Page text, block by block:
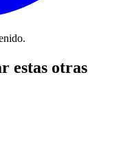
estas otras